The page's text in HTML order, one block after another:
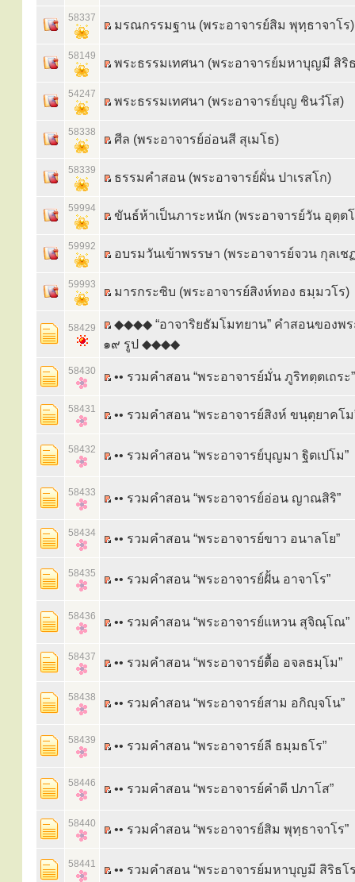
58337
มรณกรรมฐาน (พระอาจารย์สิม พุทฺธาจาโร)
58149
พระธรรมเทศนา (พระอาจารย์มหาบุญมี สิริ
54247
พระธรรมเทศนา (พระอาจารย์บุญ ชินวํโส)
58338
ศีล (พระอาจารย์อ่อนสี สุเมโธ)
58339
ธรรมคำสอน (พระอาจารย์ผั่น ปาเรสโก)
59994
ขันธ์ห้าเป็นภาระหนัก (พระอาจารย์วัน อุตฺต
59992
อบรมวันเข้าพรรษา (พระอาจารย์จวน กุลเช
59993
มารกระซิบ (พระอาจารย์สิงห์ทอง ธมฺมวโร)
58429
◆◆◆◆ “อาจาริยธัมโมทยาน” คำสอนของพร
๑๙ รูป ◆◆◆◆
58430 •• รวมคำสอน “พระอาจารย์มั่น ภูริทตฺตเถระ”
58431 •• รวมคำสอน “พระอาจารย์สิงห์ ขนฺตฺยาคโม
58432 •• รวมคำสอน “พระอาจารย์บุญมา ฐิตเปโม”
58433 •• รวมคำสอน “พระอาจารย์อ่อน ญาณสิริ”
58434 •• รวมคำสอน “พระอาจารย์ขาว อนาลโย”
58435 •• รวมคำสอน “พระอาจารย์ฝั้น อาจาโร”
58436 •• รวมคำสอน “พระอาจารย์แหวน สุจิณฺโณ”
58437 •• รวมคำสอน “พระอาจารย์ตื้อ อจลธมฺโม”
58438 •• รวมคำสอน “พระอาจารย์สาม อกิญฺจโน”
58439 •• รวมคำสอน “พระอาจารย์ลี ธมฺมธโร”
58446 •• รวมคำสอน “พระอาจารย์คำดี ปภาโส”
58440 •• รวมคำสอน “พระอาจารย์สิม พุทฺธาจาโร”
58441 •• รวมคำสอน “พระอาจารย์มหาบุญมี สิริธโ